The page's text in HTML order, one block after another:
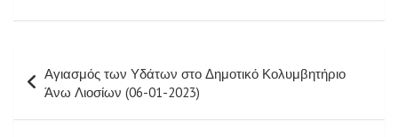
άρθρων
Αγιασμός των Υδάτων στο Δημοτικό Κολυμβητήριο
Άνω Λιοσίων (06-01-2023)